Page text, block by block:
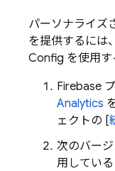
パーソナライズ
を提供するには
Config を使用す
Firebase
Analytics
ェクトの [
次のバー
用している